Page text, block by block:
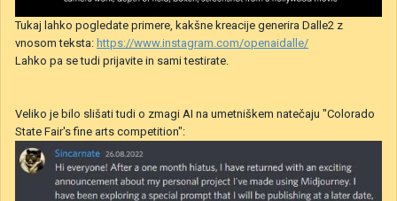
Tukaj lahko pogledate primere, kakšne kreacije generira Dalle2 z
vnosom teksta: https://www.instagram.com/openaidalle/
Lahko pa se tudi prijavite in sami testirate.
Veliko je bilo slišati tudi o zmagi AI na umetniškem natečaju "Colorado
State Fair's fine arts competition":